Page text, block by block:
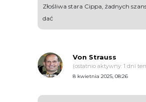
Złośliwa stara Cippa, żadnych
dać
Von Strauss
(ostatnio aktywny: 1 dni
8 kwietnia 2025, 08:26